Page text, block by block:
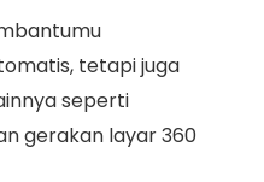
tetapi juga
seperti
gerakan layar 360